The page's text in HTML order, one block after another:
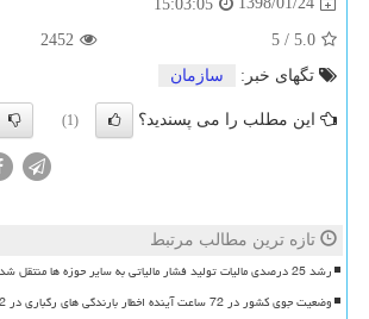
15:03:05
5.0
/
5
2452
تگهای خبر:
سازمان
این مطلب را می پسندید؟ (1)
تازه ترین مطالب مرتبط
رشد 25 درصدی مالیات تولید فشار مالیاتی به سایر حوزه ها منتقل شد
وضعیت جوی کشور در 72 ساعت آینده اخطار بارندگی های رگباری در 2 استان